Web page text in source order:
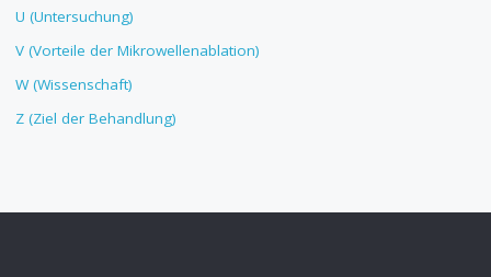
U (Untersuchung)
V (Vorteile der Mikrowellenablation)
W (Wissenschaft)
Z (Ziel der Behandlung)